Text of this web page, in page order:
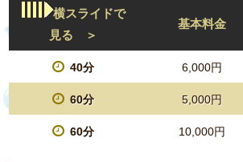
横スライドで
見る ＞
基本料金
40分 6,000円
60分 5,000円
60分 10,000円